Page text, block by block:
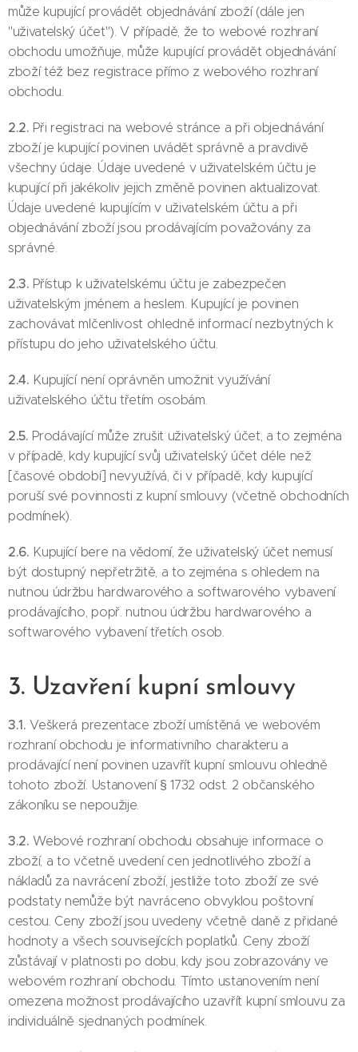
může kupující provádět objednávání zboží (dále jen
"uživatelský účet"). V případě, že to webové rozhraní
obchodu umožňuje, může kupující provádět objednávání
zboží též bez registrace přímo z webového rozhraní
obchodu.
2.2. Při registraci na webové stránce a při objednávání
zboží je kupující povinen uvádět správně a pravdivě
všechny údaje. Údaje uvedené v uživatelském účtu je
kupující při jakékoliv jejich změně povinen aktualizovat.
Údaje uvedené kupujícím v uživatelském účtu a při
objednávání zboží jsou prodávajícím považovány za
správné.
2.3. Přístup k uživatelskému účtu je zabezpečen
uživatelským jménem a heslem. Kupující je povinen
zachovávat mlčenlivost ohledně informací nezbytných k
přístupu do jeho uživatelského účtu.
2.4. Kupující není oprávněn umožnit využívání
uživatelského účtu třetím osobám.
2.5. Prodávající může zrušit uživatelský účet, a to zejména
v případě, kdy kupující svůj uživatelský účet déle než
[časové období] nevyužívá, či v případě, kdy kupující
poruší své povinnosti z kupní smlouvy (včetně obchodních
podmínek).
2.6. Kupující bere na vědomí, že uživatelský účet nemusí
být dostupný nepřetržitě, a to zejména s ohledem na
nutnou údržbu hardwarového a softwarového vybavení
prodávajícího, popř. nutnou údržbu hardwarového a
softwarového vybavení třetích osob.
3. Uzavření kupní smlouvy
3.1.Veškerá prezentace zboží umístěná ve webovém
rozhraní obchodu je informativního charakteru a
prodávající není povinen uzavřít kupní smlouvu ohledně
tohoto zboží. Ustanovení § 1732 odst. 2 občanského
zákoníku se nepoužije.
3.2.Webové rozhraní obchodu obsahuje informace o
zboží, a to včetně uvedení cen jednotlivého zboží a
nákladů za navrácení zboží, jestliže toto zboží ze své
podstaty nemůže být navráceno obvyklou poštovní
cestou. Ceny zboží jsou uvedeny včetně daně z přidané
hodnoty a všech souvisejících poplatků. Ceny zboží
zůstávají v platnosti po dobu, kdy jsou zobrazovány ve
webovém rozhraní obchodu. Tímto ustanovením není
omezena možnost prodávajícího uzavřít kupní smlouvu za
individuálně sjednaných podmínek.